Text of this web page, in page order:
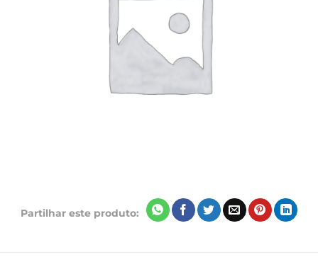
Partilhar este produto: